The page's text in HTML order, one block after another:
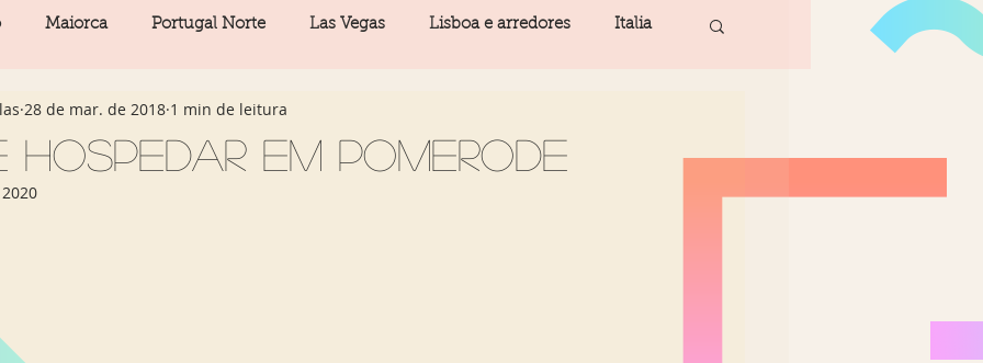
Maiorca Portugal Norte Las Vegas Lisboa e arredores Italia
News Berlim Algarve
hospedar em Pomerode
28 de mar. de 2018 1 min de leitura